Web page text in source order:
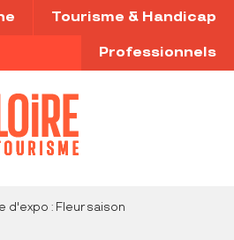
Tourisme & Handicap
Professionnels
d'expo : Fleur saison